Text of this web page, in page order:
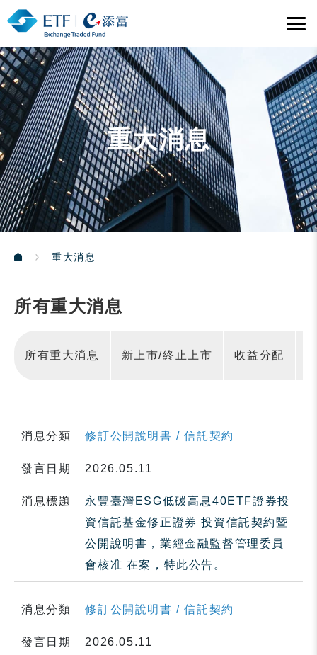
重大消息
重大消息
所有重大消息
所有重大消息 新上市/終止上市 收益分配
消息分類 修訂公開說明書 / 信託契約
發言日期 2026.05.11
消息標題
永豐臺灣ESG低碳高息40ETF證券投
資信託基金修正證券 投資信託契約暨
公開說明書，業經金融監督管理委員
會核准 在案，特此公告。
消息分類 修訂公開說明書 / 信託契約
發言日期 2026.05.11